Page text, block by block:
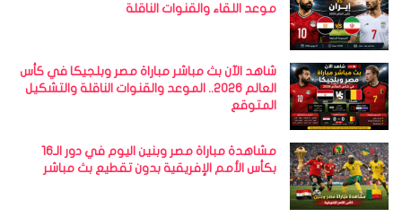
موعد اللقاء والقنوات الناقلة
شاهد الآن بث مباشر مباراة مصر وبلجيكا في كأس
العالم 2026.. الموعد والقنوات الناقلة والتشكيل
المتوقع
مشاهدة مباراة مصر وبنين اليوم في دور الـ16
بكأس الأمم الإفريقية بدون تقطيع بث مباشر